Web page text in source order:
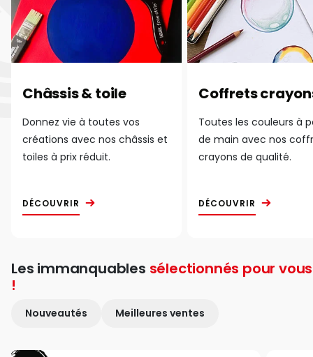
Châssis & toile
Donnez vie à toutes vos
créations avec nos châssis et
toiles à prix réduit.
DÉCOUVRIR
Coffrets
Toutes les couleurs à
de main avec nos
crayons de qualité.
DÉCOUVRIR
Les immanquables sélectionnés pour vous
!
Nouveautés Meilleures ventes